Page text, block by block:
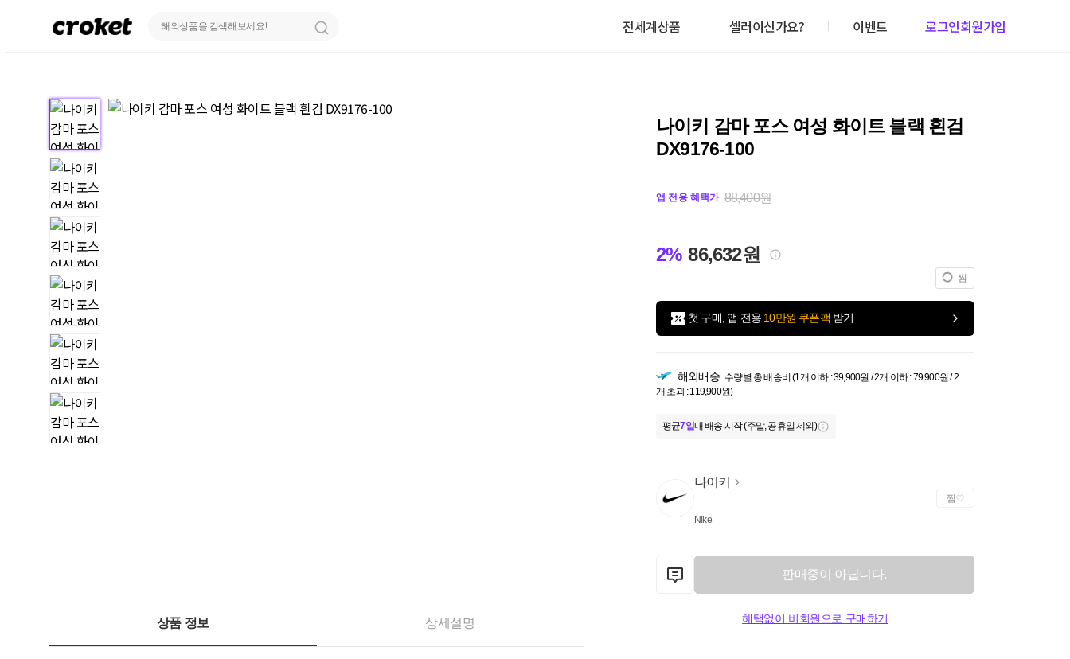
전세계상품 셀러이신가요? 이벤트 로그인회원가입
나이키 감마 포스 여성 화이트 블랙 흰검
DX9176-100
앱 전용 혜택가 88,400원
2% 86,632원
찜
첫 구매, 앱 전용 10만원 쿠폰팩 받기
해외배송 수량별 총 배송비 (1개 이하 : 39,900원 / 2개 이하 : 79,900원 / 2
개 초과 : 119,900원)
평균7일내 배송 시작 (주말, 공휴일 제외)
나이키
Nike
찜
판매중이 아닙니다.
혜택없이 비회원으로 구매하기
상품 정보 상세설명